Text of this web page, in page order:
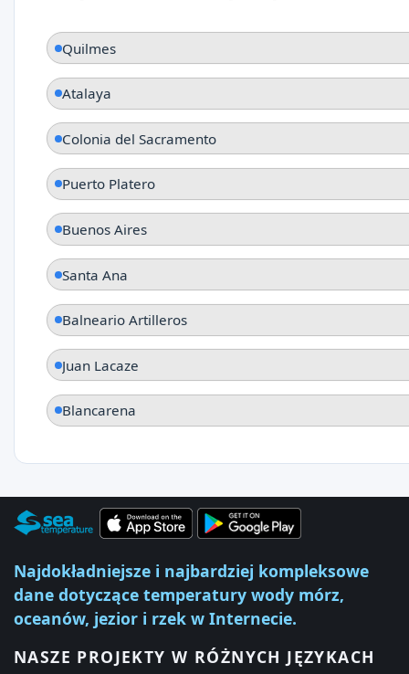
Quilmes
Atalaya
Colonia del Sacramento
Puerto Platero
Buenos Aires
Santa Ana
Balneario Artilleros
Juan Lacaze
Blancarena
Najdokładniejsze i najbardziej kompleksowe
dane dotyczące temperatury wody mórz,
oceanów, jezior i rzek w Internecie.
NASZE PROJEKTY W RÓŻNYCH JĘZYKACH